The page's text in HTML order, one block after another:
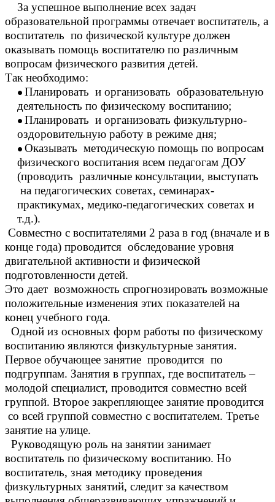
За успешное выполнение всех задач
образовательной программы отвечает воспитатель, а
воспитатель по физической культуре должен
оказывать помощь воспитателю по различным
вопросам физического развития детей.
Так необходимо:
Планировать и организовать образовательную
деятельность по физическому воспитанию;
Планировать и организовать физкультурно-
оздоровительную работу в режиме дня;
Оказывать методическую помощь по вопросам
физического воспитания всем педагогам ДОУ
(проводить различные консультации, выступать
на педагогических советах, семинарах-
практикумах, медико-педагогических советах и
т.д.).
Совместно с воспитателями 2 раза в год (вначале и в
конце года) проводится обследование уровня
двигательной активности и физической
подготовленности детей.
Это дает возможность спрогнозировать возможные
положительные изменения этих показателей на
конец учебного года.
Одной из основных форм работы по физическому
воспитанию являются физкультурные занятия.
Первое обучающее занятие проводится по
подгруппам. Занятия в группах, где воспитатель –
молодой специалист, проводится совместно всей
группой. Второе закрепляющее занятие проводится
со всей группой совместно с воспитателем. Третье
занятие на улице.
Руководящую роль на занятии занимает
воспитатель по физическому воспитанию. Но
воспитатель, зная методику проведения
физкультурных занятий, следит за качеством